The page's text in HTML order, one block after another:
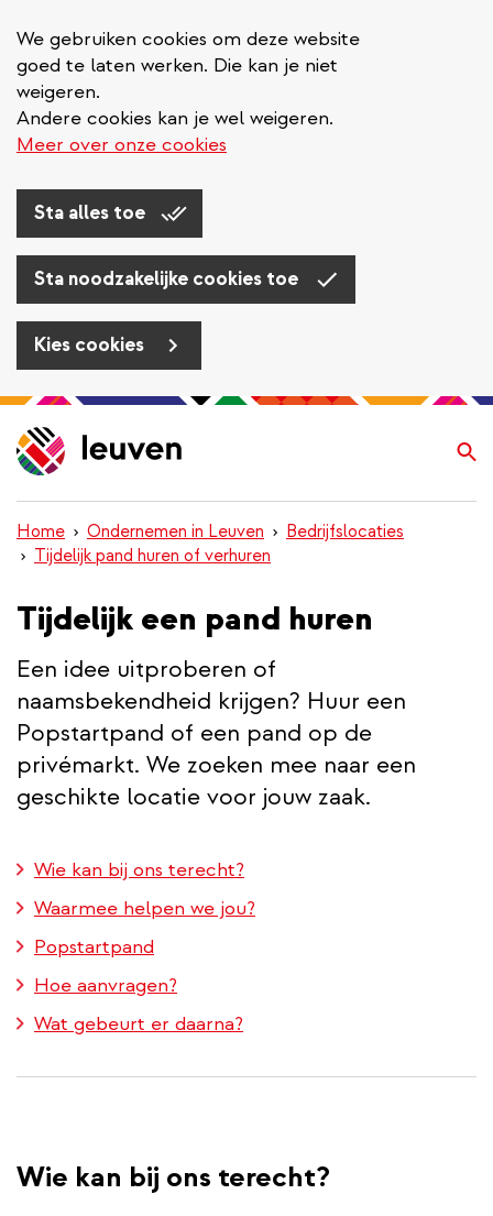
We gebruiken cookies om deze website
goed te laten werken. Die kan je niet
weigeren.
Andere cookies kan je wel weigeren.
Meer over onze cookies
Sta alles toe
Sta noodzakelijke cookies toe
Kies cookies
Overslaan
en
naar
inhoud
gaan
Home Ondernemen in Leuven
Bedrijfslocaties
Tijdelijk pand huren of verhuren
Tijdelijk een pand huren
Een idee uitproberen of
naamsbekendheid krijgen? Huur een
Popstartpand of een pand op de
privémarkt. We zoeken mee naar een
geschikte locatie voor jouw zaak.
Wie kan bij ons terecht?
Waarmee helpen we jou?
Popstartpand
Hoe aanvragen?
Wat gebeurt er daarna?
Wie kan bij ons terecht?